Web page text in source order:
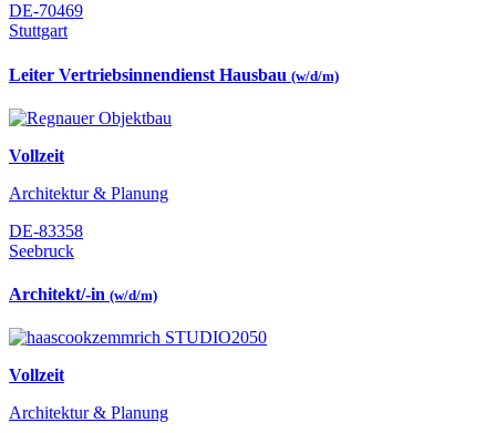
DE-70469
Stuttgart
Leiter Vertriebsinnendienst Hausbau (w/d/m)
Vollzeit
Architektur & Planung
DE-83358
Seebruck
Architekt/-in (w/d/m)
Vollzeit
Architektur & Planung